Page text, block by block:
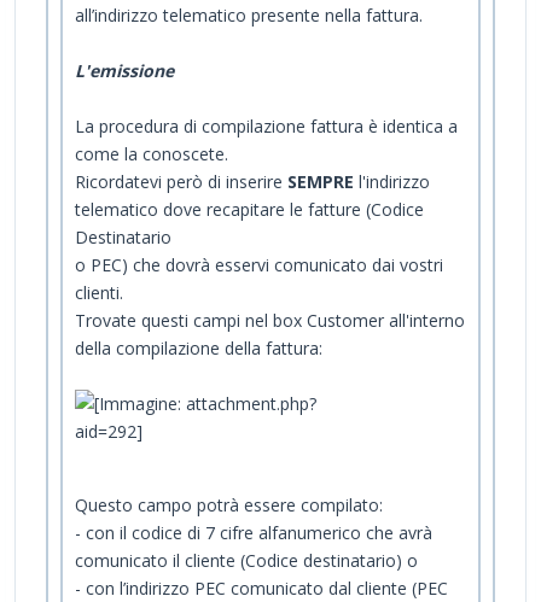
all’indirizzo telematico presente nella fattura.
L'emissione
La procedura di compilazione fattura è identica a
come la conoscete.
Ricordatevi però di inserire SEMPRE l'indirizzo
telematico dove recapitare le fatture (Codice
Destinatario
o PEC) che dovrà esservi comunicato dai vostri
clienti.
Trovate questi campi nel box Customer all'interno
della compilazione della fattura:
Questo campo potrà essere compilato:
- con il codice di 7 cifre alfanumerico che avrà
comunicato il cliente (Codice destinatario) o
- con l’indirizzo PEC comunicato dal cliente (PEC